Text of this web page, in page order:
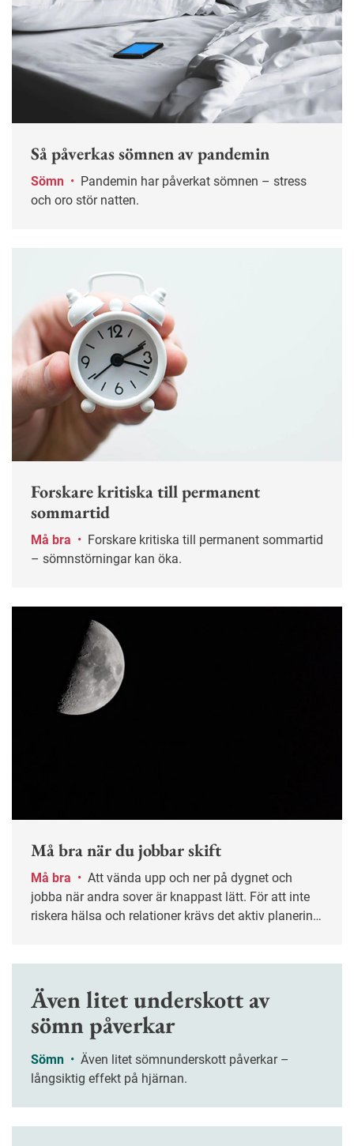
Så påverkas sömnen av pandemin
Sömn •
och oro stör natten.
Forskare kritiska till permanent
sommartid
Må bra •
– sömnstörningar kan öka.
Må bra när du jobbar skift
Må bra •
jobba när andra sover är knappast lätt. För att inte
riskera hälsa och relationer krävs det aktiv planering
Även litet underskott av
sömn påverkar
Sömn •
långsiktig effekt på hjärnan.